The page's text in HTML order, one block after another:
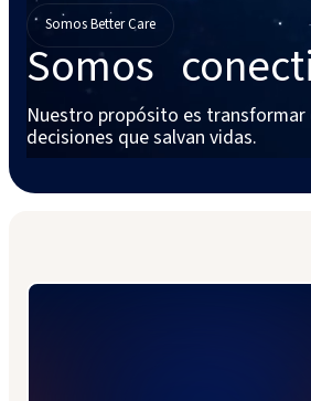
Somos Better Care
Somos
Nuestro propósito es transformar
decisiones que salvan vidas.